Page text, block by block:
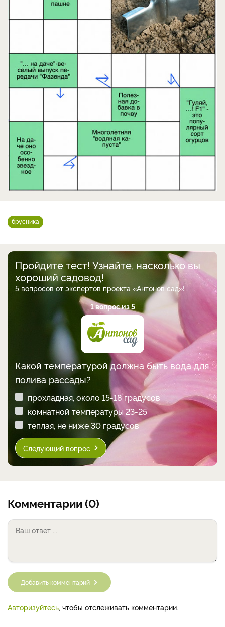
брусника
Пройдите тест! Узнайте, насколько вы
хороший садовод!
5 вопросов от экспертов проекта «Антонов сад»!
1 вопрос из 5
Какой температурой должна быть вода для
полива рассады?
прохладная, около 15-18 градусов
комнатной температуры 23-25
теплая, не ниже 30 градусов
Следующий вопрос
Комментарии (0)
Добавить комментарий
Авторизуйтесь , чтобы отслеживать комментарии.